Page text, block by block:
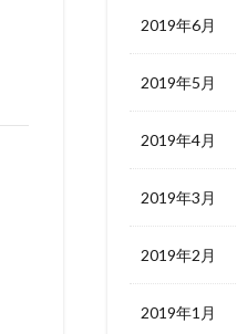
2019年6月
2019年5月
2019年4月
2019年3月
2019年2月
2019年1月